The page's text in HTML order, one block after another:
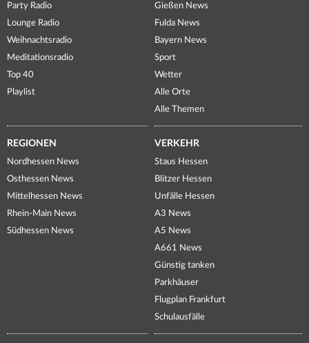
Party Radio
Lounge Radio
Weihnachtsradio
Meditationsradio
Top 40
Playlist
Gießen News
Fulda News
Bayern News
Sport
Wetter
Alle Orte
Alle Themen
REGIONEN
Nordhessen News
Osthessen News
Mittelhessen News
Rhein-Main News
Südhessen News
VERKEHR
Staus Hessen
Blitzer Hessen
Unfälle Hessen
A3 News
A5 News
A661 News
Günstig tanken
Parkhäuser
Flugplan Frankfurt
Schulausfälle